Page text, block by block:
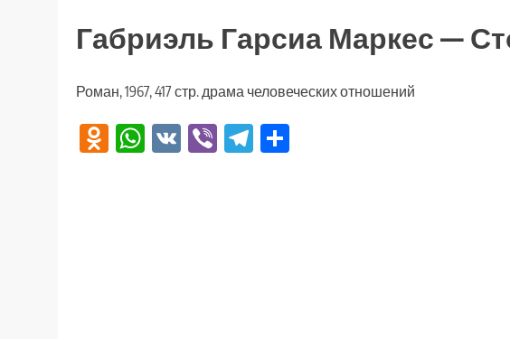
Габриэль Гарсиа Маркес —
Роман, 1967, 417 стр. драма человеческих отношений
Odnoklassniki
WhatsApp
VK ViberTelegram